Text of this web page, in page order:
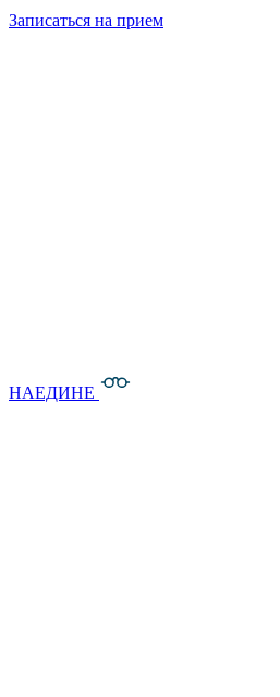
Записаться на прием
НАЕДИНЕ